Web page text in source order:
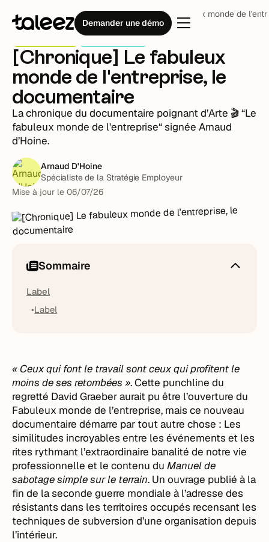
Demander une démo
Blog Stratégie RH [Chronique] Le fabuleux monde de
Plume invitée
[Chronique] Le fabuleux
monde de l'entreprise, le
documentaire
La chronique du documentaire poignant d’Arte 🎬 “Le
fabuleux monde de l'entreprise“ signée Arnaud
d’Hoine.
Arnaud D'Hoine
Spécialiste de la Stratégie Employeur
Mise à jour le06/07/26
Sommaire
Label
Label
« Ceux qui font le travail sont ceux qui profitent le
moins de ses retombées ». Cette punchline du
regretté David Graeber aurait pu être l’ouverture du
Fabuleux monde de l’entreprise, mais ce nouveau
documentaire démarre par tout autre chose : Les
similitudes incroyables entre les événements et les
rites rythmant l’extraordinaire banalité de notre vie
professionnelle et le contenu duManuel de
sabotage simple sur le terrain. Un ouvrage publié à la
fin de la seconde guerre mondiale à l’adresse des
résistants dans les territoires occupés recensant les
techniques de subversion d’une organisation depuis
l’intérieur.